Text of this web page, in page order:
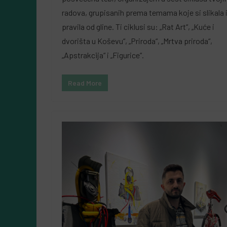
radova, grupisanih prema temama koje si slikala i
pravila od gline. Ti ciklusi su: „Rat Art“, „Kuće i
dvorišta u Koševu“, „Priroda“, „Mrtva priroda“,
„Apstrakcija“ i „Figurice“.
Read More